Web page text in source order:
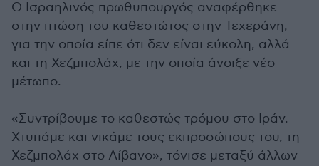
Ο Ισραηλινός πρωθυπουργός αναφέρθηκε
στην πτώση του καθεστώτος στην Τεχεράνη,
για την οποία είπε ότι δεν είναι εύκολη, αλλά
και τη Χεζμπολάχ, με την οποία άνοιξε νέο
μέτωπο.
«Συντρίβουμε το καθεστώς τρόμου στο Ιράν.
Χτυπάμε και νικάμε τους εκπροσώπους του, τη
Χεζμπολάχ στο Λίβανο», τόνισε μεταξύ άλλων